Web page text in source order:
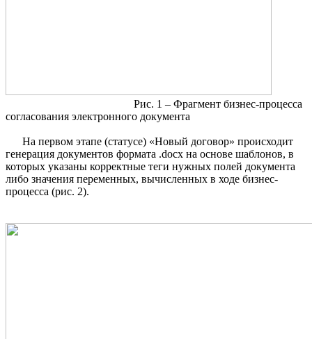
Рис. 1 – Фрагмент бизнес-процесса
согласования электронного документа
На первом этапе (статусе) «Новый договор» происходит
генерация документов формата .docx на основе шаблонов, в
которых указаны корректные теги нужных полей документа
либо значения переменных, вычисленных в ходе бизнес-
процесса (рис. 2).